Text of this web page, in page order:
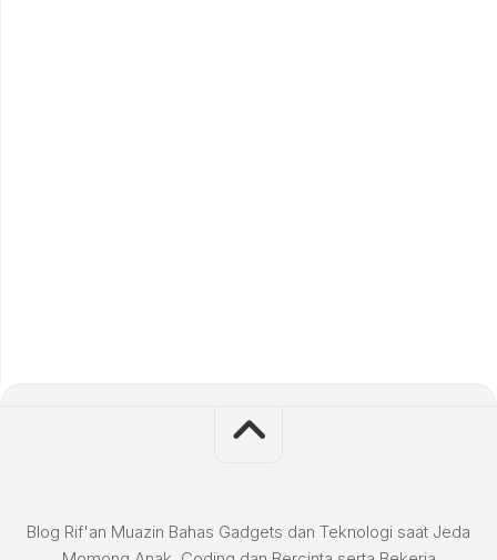
Blog Rif'an Muazin Bahas Gadgets dan Teknologi saat Jeda